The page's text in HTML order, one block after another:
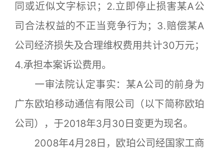
同或近似文字标识；2.立即停止损害某A公
司合法权益的不正当竞争行为；3.赔偿某A
公司经济损失及合理维权费用共计30万元；
4.承担本案诉讼费用。
一审法院认定事实：某A公司的前身为
广东欧珀移动通信有限公司（以下简称欧珀
公司），于2018年3月30日变更为现名。
2008年4月28日，欧珀公司经国家工商